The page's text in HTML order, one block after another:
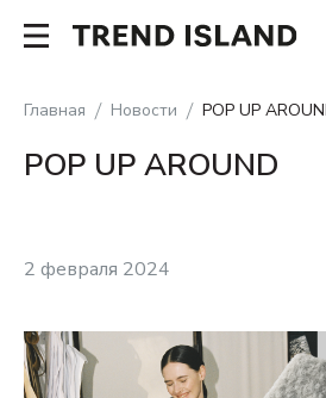
Главная Новости POP UP
POP UP AROUND
2 февраля 2024